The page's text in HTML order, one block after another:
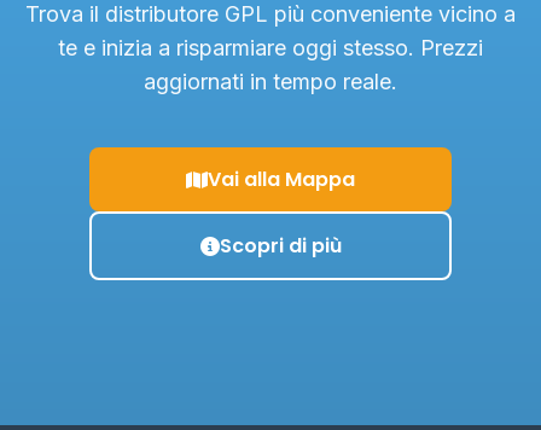
Trova il distributore GPL più conveniente vicino a
te e inizia a risparmiare oggi stesso. Prezzi
aggiornati in tempo reale.
Vai alla Mappa
Scopri di più